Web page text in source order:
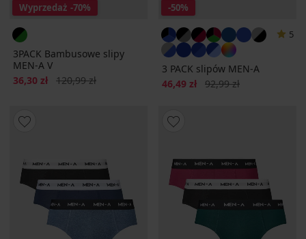
Wyprzedaż -70%
3PACK Bambusowe slipy
MEN-A V
Zniżka
36,30 zł Pierwotna cena
120,99 zł
-50%
5
3 PACK slipów MEN-A
Zniżka
46,49 zł Pierwotna cena
92,99 zł